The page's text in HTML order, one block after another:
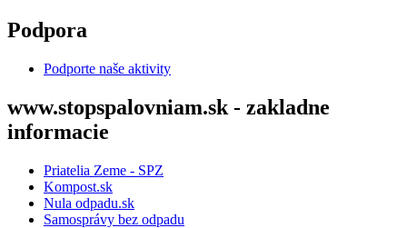
Skočiť na hlavný obsah
Podpora
Podporte naše aktivity
www.stopspalovniam.sk - zakladne
informacie
Priatelia Zeme - SPZ
Kompost.sk
Nula odpadu.sk
Samosprávy bez odpadu